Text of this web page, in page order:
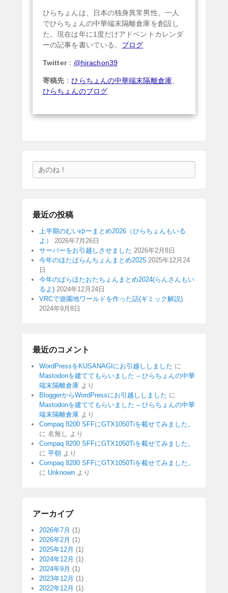
ひらちょんは、日本の独身異常男性。一人
でひらちょんの中華端末隔離倉庫を創設し
た。現在は年に1度だけアドベントカレンダ
ーの記事を書いている。 ブログ
Twitter： @hirachon39
寄稿先 ：ひらちょんの中華端末隔離倉庫、
ひらちょんのブログ
索
最近の投稿
上半期のむいゆーまとめ2026（ひらちょんもいる
よ）
2026年7月26日
サーバーをお引越しさせました 2026年2月8日
今年のほたぱらんちょんまとめ2025 2025年12月24
日
今年のぱらほたおたちょんまとめ2024(らんさんもい
るよ) 2024年12月24日
VRCで遊園地ワールドを作った話(ギミック解説)
2024年9月8日
最近のコメント
WordPressをKUSANAGIにお引越ししました に
Mastodonを建ててもらいました – ひらちょんの中華
端末隔離倉庫 より
BloggerからWordPressにお引越ししました に
Mastodonを建ててもらいました – ひらちょんの中華
端末隔離倉庫 より
Compaq 8200 SFFにGTX1050Tiを載せてみました。
に 名無し より
Compaq 8200 SFFにGTX1050Tiを載せてみました。
に 平朝 より
Compaq 8200 SFFにGTX1050Tiを載せてみました。
に Unknown より
アーカイブ
2026年7月 (1)
2026年2月 (1)
2025年12月 (1)
2024年12月 (1)
2024年9月 (1)
2023年12月 (1)
2022年12月 (1)